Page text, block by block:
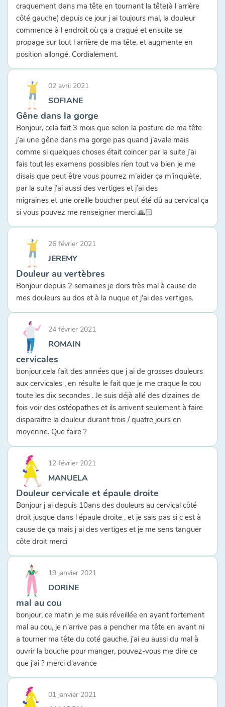
craquement dans ma tête en tournant la tête(à l arrière
côté gauche).depuis ce jour j ai toujours mal, la douleur
commence à l endroit où ça a craqué et ensuite se
propage sur tout l arrière de ma tête, et augmente en
position allongé. Cordialement.
02 avril 2021
SOFIANE
Gêne dans la gorge
Bonjour, cela fait 3 mois que selon la posture de ma tête
j’ai une gêne dans ma gorge pas quand j’avale mais
comme si quelques choses était coincer par la suite j’ai
fais tout les examens possibles ríen tout va bien je me
disais que peut être vous pourrez m’aider ça m’inquiète,
par la suite j’ai aussi des vertiges et j’ai des
migraines et une oreille boucher peut été dû au cervical ça
si vous pouvez me renseigner merci 🙏🏻
26 février 2021
JEREMY
Douleur au vertèbres
Bonjour depuis 2 semaines je dors très mal à cause de
mes douleurs au dos et à la nuque et j'ai des vertiges.
24 février 2021
ROMAIN
cervicales
bonjour,cela fait des années que j ai de grosses douleurs
aux cervicales , en résulte le fait que je me craque le cou
toute les dix secondes . Je suis déjà allé des dizaines de
fois voir des ostéopathes et ils arrivent seulement à faire
disparaitre la douleur durant trois / quatre jours en
moyenne. Que faire ?
12 février 2021
MANUELA
Douleur cervicale et épaule droite
Bonjour j ai depuis 10ans des douleurs au cervical côté
droit jusque dans l épaule droite , et je sais pas si c est à
cause de ça mais j ai des vertiges et je me sens tanguer
côte droit merci
19 janvier 2021
DORINE
mal au cou
bonjour, ce matin je me suis réveillée en ayant fortement
mal au cou, je n'arrive pas a pencher ma tête en avant ni
a tourner ma tête du coté gauche, j'ai eu aussi du mal à
ouvrir la bouche pour manger, pouvez-vous me dire ce
que j'ai ? merci d'avance
01 janvier 2021